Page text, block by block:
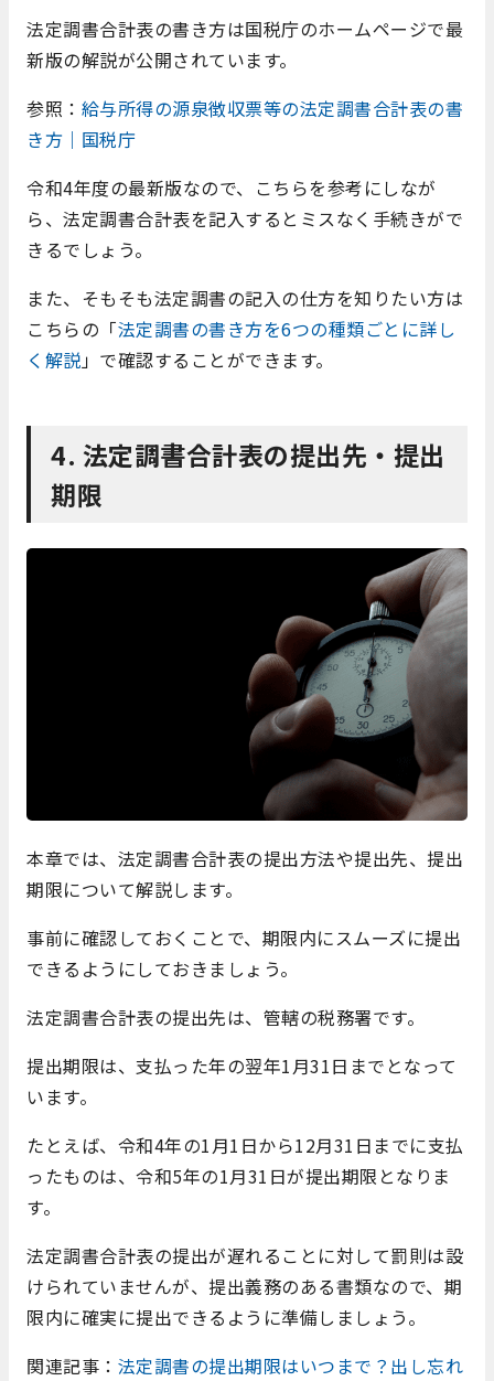
法定調書合計表の書き方は国税庁のホームページで最
新版の解説が公開されています。
参照： 給与所得の源泉徴収票等の法定調書合計表の書
き方｜国税庁
令和4年度の最新版なので、こちらを参考にしなが
ら、法定調書合計表を記入するとミスなく手続きがで
きるでしょう。
また、そもそも法定調書の記入の仕方を知りたい方は
こちらの「法定調書の書き方を6つの種類ごとに詳し
く解説」で確認することができます。
4. 法定調書合計表の提出先・提出
期限
本章では、法定調書合計表の提出方法や提出先、提出
期限について解説します。
事前に確認しておくことで、期限内にスムーズに提出
できるようにしておきましょう。
法定調書合計表の提出先は、管轄の税務署です。
提出期限は、支払った年の翌年1月31日までとなって
います。
たとえば、令和4年の1月1日から12月31日までに支払
ったものは、令和5年の1月31日が提出期限となりま
す。
法定調書合計表の提出が遅れることに対して罰則は設
けられていませんが、提出義務のある書類なので、期
限内に確実に提出できるように準備しましょう。
関連記事： 法定調書の提出期限はいつまで？出し忘れ